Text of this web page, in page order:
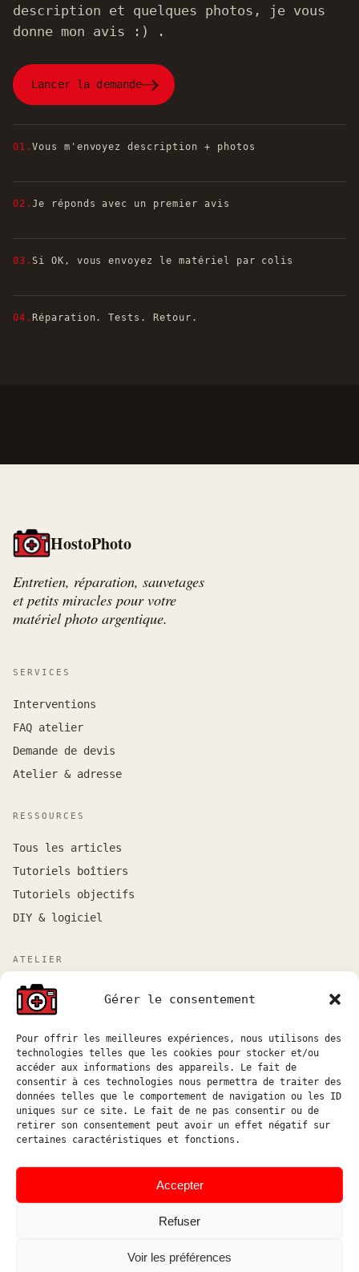
Gérer le consentement
Pour offrir les meilleures expériences, nous utilisons des
technologies telles que les cookies pour stocker et/ou
accéder aux informations des appareils. Le fait de
consentir à ces technologies nous permettra de traiter des
données telles que le comportement de navigation ou les ID
uniques sur ce site. Le fait de ne pas consentir ou de
retirer son consentement peut avoir un effet négatif sur
certaines caractéristiques et fonctions.
Accepter
Refuser
Voir les préférences
description et quelques photos, je vous
donne mon avis :) .
Lancer la demande
01. Vous m'envoyez description + photos
02. Je réponds avec un premier avis
03. Si OK, vous envoyez le matériel par colis
04. Réparation. Tests. Retour.
HostoPhoto
Entretien, réparation, sauvetages
et petits miracles pour votre
matériel photo argentique.
SERVICES
Interventions
FAQ atelier
Demande de devis
Atelier & adresse
RESSOURCES
Tous les articles
Tutoriels boîtiers
Tutoriels objectifs
DIY & logiciel
ATELIER
Atelier sur rendez-vous entre Marseille et Aix-en-
Provence.
atelier@hostophoto.fr
À propos de l’atelier
Déposer une demande de devis
Accéder au suivi atelier